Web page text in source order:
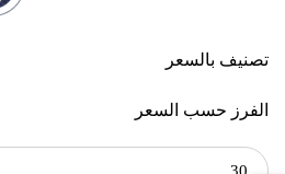
تصنيف بالسعر
الفرز حسب السعر